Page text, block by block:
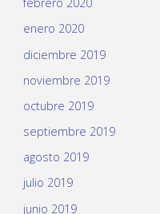
enero 2020
diciembre 2019
noviembre 2019
octubre 2019
septiembre 2019
agosto 2019
julio 2019
junio 2019